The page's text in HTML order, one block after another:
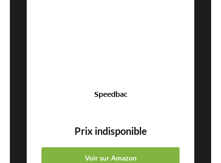
Speedbac
Prix indisponible
Voir sur Amazon